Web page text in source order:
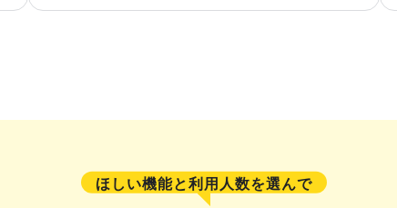
ほしい機能と利用人数を選んで